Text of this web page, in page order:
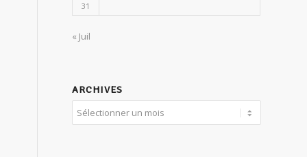
31
« Juil
ARCHIVES